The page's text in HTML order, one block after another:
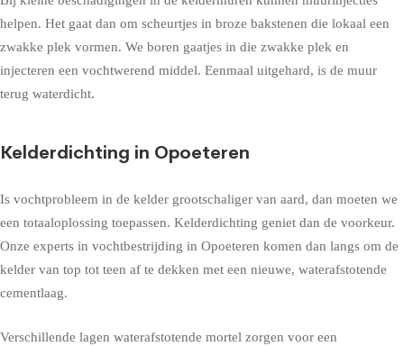
helpen. Het gaat dan om scheurtjes in broze bakstenen die lokaal een
zwakke plek vormen. We boren gaatjes in die zwakke plek en
injecteren een vochtwerend middel. Eenmaal uitgehard, is de muur
terug waterdicht.
Kelderdichting in Opoeteren
Is vochtprobleem in de kelder grootschaliger van aard, dan moeten we
een totaaloplossing toepassen. Kelderdichting geniet dan de voorkeur.
Onze experts in vochtbestrijding in Opoeteren komen dan langs om de
kelder van top tot teen af te dekken met een nieuwe, waterafstotende
cementlaag.
Verschillende lagen waterafstotende mortel zorgen voor een